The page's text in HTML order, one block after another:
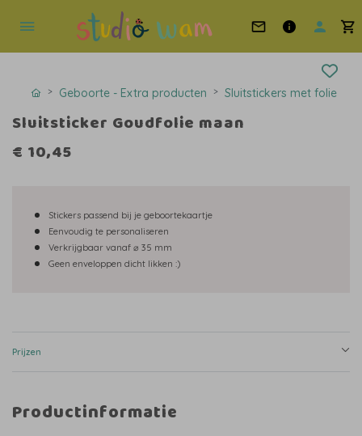
Geboorte - Extra producten Sluitstickers met folie
Sluitsticker Goudfolie maan
€ 10,45
Stickers passend bij je geboortekaartje
Eenvoudig te personaliseren
Verkrijgbaar vanaf ⌀ 35 mm
Geen enveloppen dicht likken :)
Prijzen
Productinformatie